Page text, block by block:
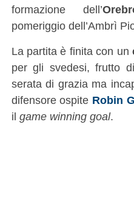
formazione dell’
pomeriggio dell’Ambrì
La partita è finita con un
per gli svedesi, frutto
serata di grazia ma
difensore ospite Robin
il game winning goal.